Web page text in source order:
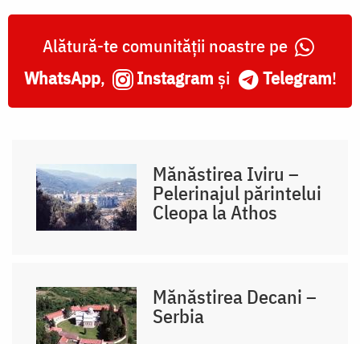
Alătură-te comunității noastre pe
WhatsApp, Instagram și Telegram!
Mănăstirea Iviru –
Pelerinajul părintelui
Cleopa la Athos
Mănăstirea Decani –
Serbia